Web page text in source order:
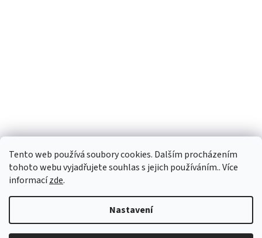
Tento web používá soubory cookies. Dalším procházením
tohoto webu vyjadřujete souhlas s jejich používáním.. Více
informacízde.
Nastavení
Sledovat na Instagramu